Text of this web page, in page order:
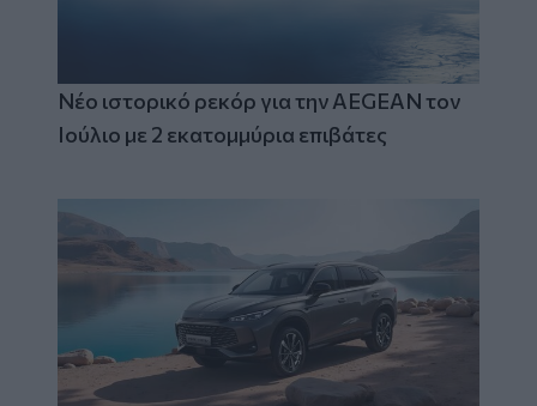
Νέο ιστορικό ρεκόρ για την AEGEAN τον
Ιούλιο με 2 εκατομμύρια επιβάτες